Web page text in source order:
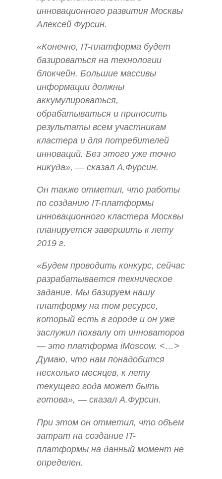
инновационного развития Москвы
Алексей Фурсин.
«Конечно, IT-платформа будет
базироваться на технологии
блокчейн. Большие массивы
информации должны
аккумулироваться,
обрабатываться и приносить
результаты всем участникам
кластера и для потребителей
инноваций. Без этого уже точно
никуда», — сказал А.Фурсин.
Он также отметил, что работы
по созданию IT-платформы
инновационного кластера Москвы
планируется завершить к лету
2019 г.
«Будем проводить конкурс, сейчас
разрабатывается техническое
задание. Мы базируем нашу
платформу на том ресурсе,
который есть в городе и он уже
заслужил похвалу от инноваторов
— это платформа iMoscow. <…>
Думаю, что нам понадобится
несколько месяцев, к лету
текущего года может быть
готова», — сказал А.Фурсин.
При этом он отметил, что объем
затрат на создание IT-
платформы на данный момент не
определен.